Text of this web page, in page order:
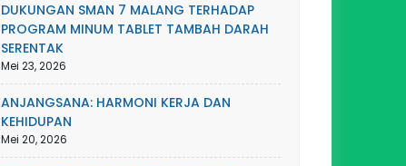
DUKUNGAN SMAN 7 MALANG TERHADAP
PROGRAM MINUM TABLET TAMBAH DARAH
SERENTAK
Mei 23, 2026
ANJANGSANA: HARMONI KERJA DAN
KEHIDUPAN
Mei 20, 2026